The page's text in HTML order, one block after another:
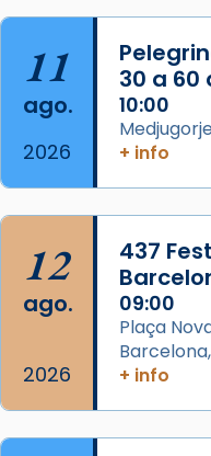
Foto
View on Facebook · Share
Arquebisbat
2 weeks ago
Acompanyant la
partir de l’Edat
que les santes
Semproniana
eterna”) són
frare Joan Gaspar
que les santes
Mataró en
11
ago.
2026
30 a 60
10:00
+ info
12
ago.
2026
437
09:00
Plaça
+ info